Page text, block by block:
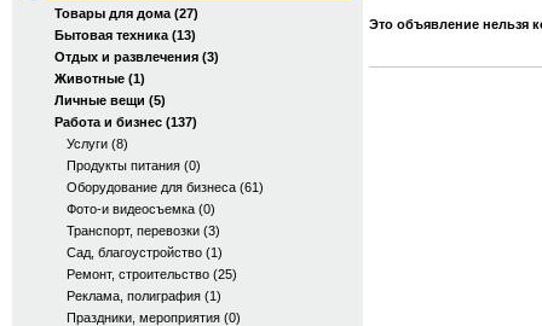
Товары для дома (27)
Бытовая техника (13)
Отдых и развлечения (3)
Животные (1)
Личные вещи (5)
Работа и бизнес (137)
Услуги (8)
Продукты питания (0)
Оборудование для бизнеса (61)
Фото-и видеосъемка (0)
Транспорт, перевозки (3)
Сад, благоустройство (1)
Ремонт, строительство (25)
Реклама, полиграфия (1)
Праздники, мероприятия (0)
Это объявление нельзя